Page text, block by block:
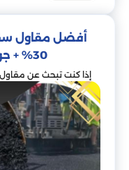
أفضل مقاول
30% + جودة عالية للمشاريع
إذا كنت تبحث عن